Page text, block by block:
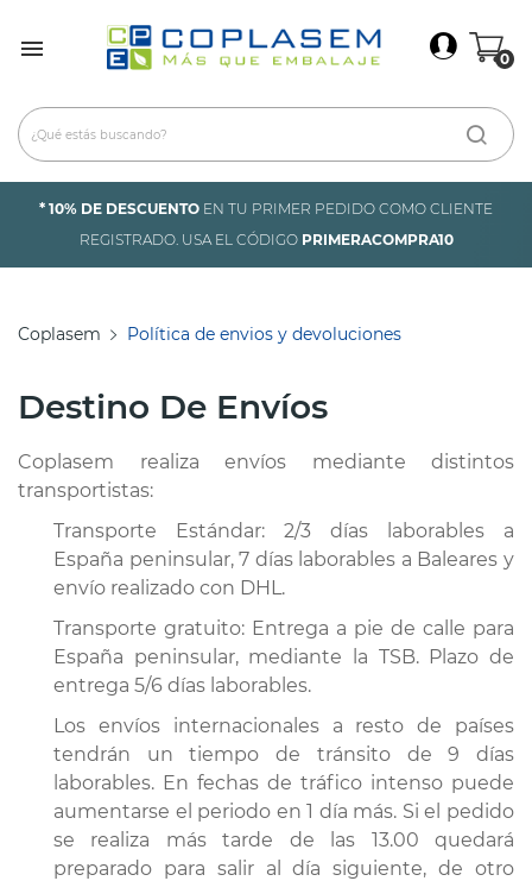
 0
* 10% DE DESCUENTO EN TU PRIMER PEDIDO COMO CLIENTE
REGISTRADO. USA EL CÓDIGO PRIMERACOMPRA10
Coplasem Política de envios y devoluciones
Destino De Envíos
Coplasem realiza envíos mediante distintos
transportistas:
Transporte Estándar: 2/3 días laborables a
España peninsular, 7 días laborables a Baleares y
envío realizado con DHL.
Transporte gratuito: Entrega a pie de calle para
España peninsular, mediante la TSB. Plazo de
entrega 5/6 días laborables.
Los envíos internacionales a resto de países
tendrán un tiempo de tránsito de 9 días
laborables. En fechas de tráfico intenso puede
aumentarse el periodo en 1 día más. Si el pedido
se realiza más tarde de las 13.00 quedará
preparado para salir al día siguiente, de otro
Iniciar Sesión ×
Cancelar Iniciar sesión